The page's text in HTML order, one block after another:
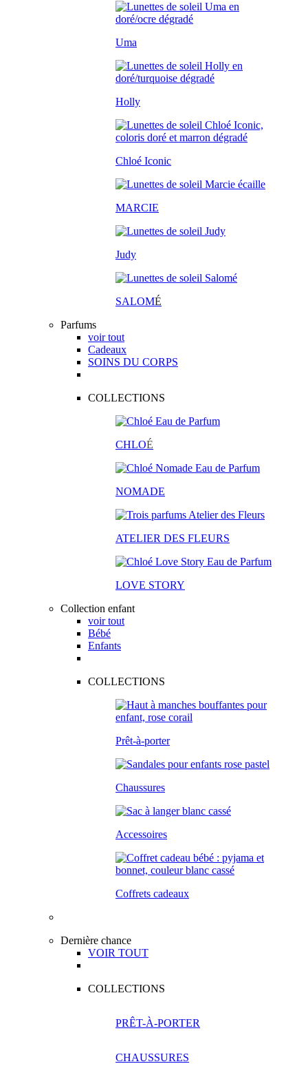
Uma
Holly
Chloé Iconic
MARCIE
Judy
SALOMÉ
Parfums
voir tout
Cadeaux
SOINS DU CORPS
COLLECTIONS
CHLOÉ
NOMADE
ATELIER DES FLEURS
LOVE STORY
Collection enfant
voir tout
Bébé
Enfants
COLLECTIONS
Prêt-à-porter
Chaussures
Accessoires
Coffrets cadeaux
Dernière chance
VOIR TOUT
COLLECTIONS
PRÊT-À-PORTER
CHAUSSURES